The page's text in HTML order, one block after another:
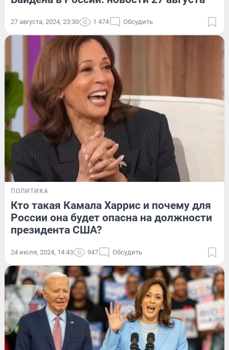
27 августа, 2024, 23:30 1 474 Обсудить
ПОЛИТИКА
Кто такая Камала Харрис и почему для
России она будет опасна на должности
президента США?
24 июля, 2024, 14:43 947 Обсудить